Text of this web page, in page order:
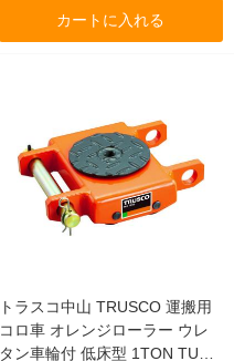
カートに入れる
トラスコ中山 TRUSCO 運搬用
コロ車 オレンジローラー ウレ
タン車輪付 低床型 1TON TUW-